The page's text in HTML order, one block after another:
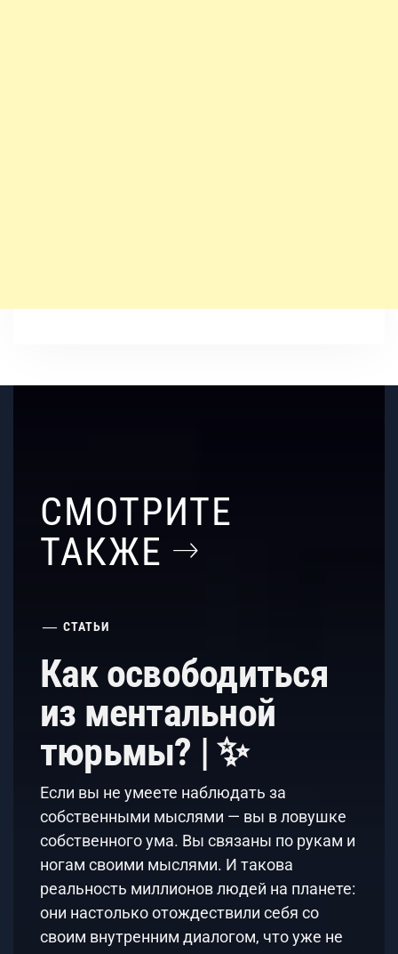
СМОТРИТЕ
ТАКЖЕ
СТАТЬИ
Как освободиться
из ментальной
тюрьмы? | ✨
Если вы не умеете наблюдать за
собственными мыслями — вы в ловушке
собственного ума. Вы связаны по рукам и
ногам своими мыслями. И такова
реальность миллионов людей на планете:
они настолько отождествили себя со
своим внутренним диалогом, что уже не